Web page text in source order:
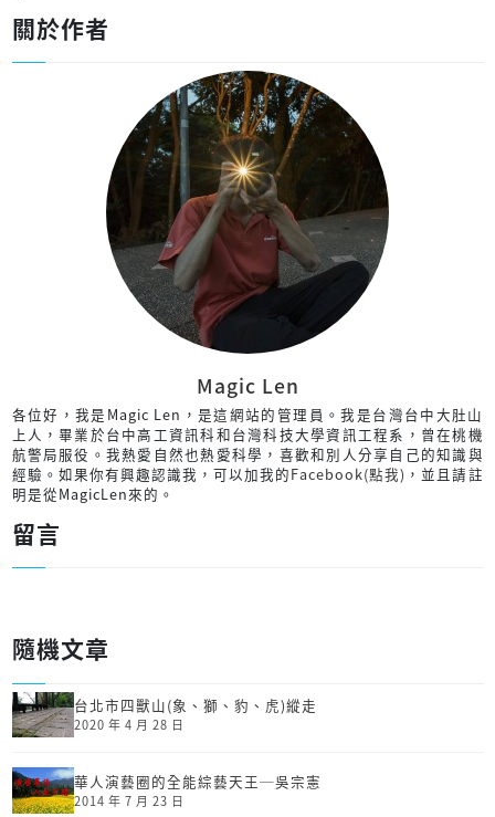
關於作者
Magic Len
各位好，我是Magic Len，是這網站的管理員。我是台灣台中大肚山
上人，畢業於台中高工資訊科和台灣科技大學資訊工程系，曾在桃機
航警局服役。我熱愛自然也熱愛科學，喜歡和別人分享自己的知識與
經驗。如果你有興趣認識我，可以加我的Facebook(點我) ，並且請註
明是從MagicLen來的。
留言
隨機文章
台北市四獸山(象、獅、豹、虎)縱走
2020 年 4 月 28 日
華人演藝圈的全能綜藝天王─吳宗憲
2014 年 7 月 23 日